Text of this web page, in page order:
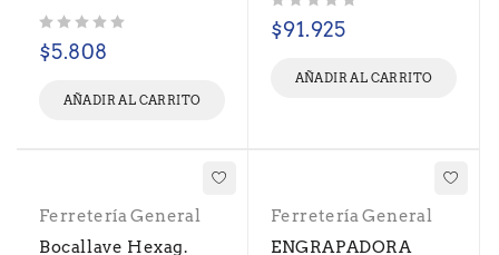
$5.808
AÑADIR AL CARRITO
$91.925
AÑADIR AL CARRITO
Ferretería General
Bocallave Hexag.
Ferretería General
ENGRAPADORA